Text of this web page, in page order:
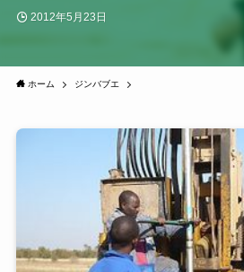
2012年5月23日
ホーム ジンバブエ